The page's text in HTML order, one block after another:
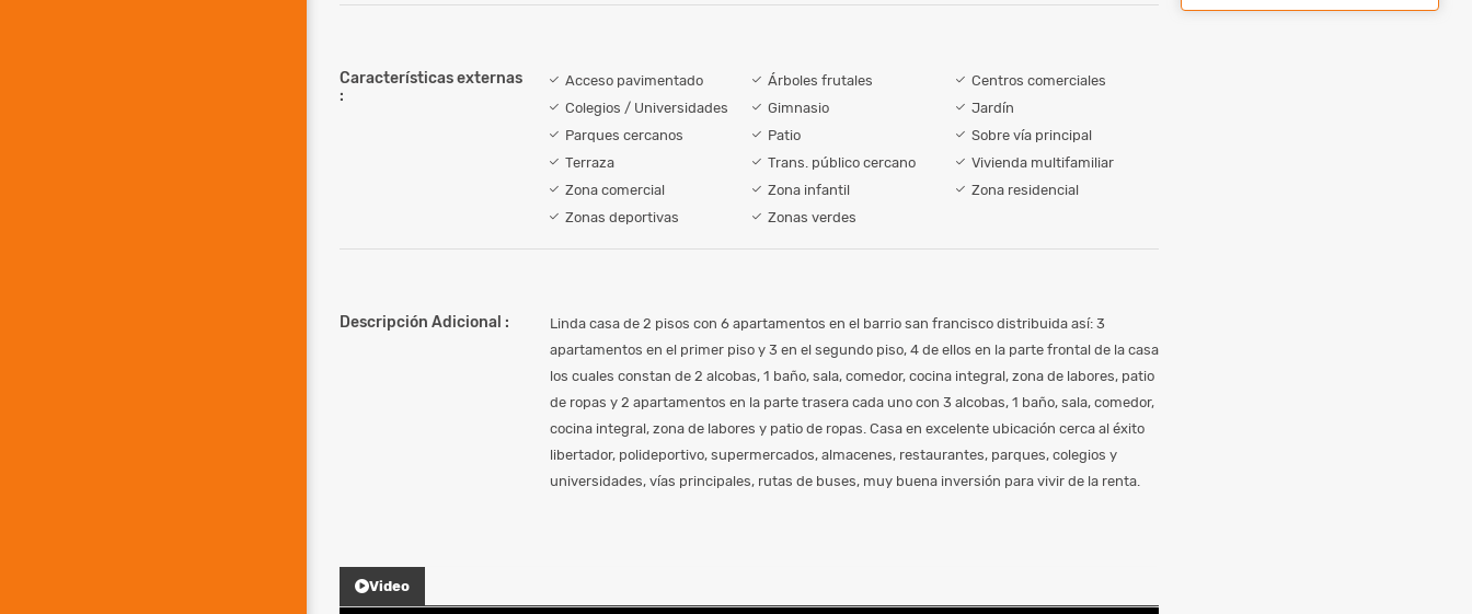
Características externas
:
Acceso pavimentado Árboles frutales
Centros comerciales
Colegios / Universidades
Gimnasio
Jardín
Parques cercanos
Patio
Sobre vía principal
Terraza
Trans. público cercano
Vivienda multifamiliar
Zona comercial
Zona infantil
Zona residencial
Zonas deportivas
Zonas verdes
Descripción Adicional :
Linda casa de 2 pisos con 6 apartamentos en el barrio san francisco distribuida así: 3
apartamentos en el primer piso y 3 en el segundo piso, 4 de ellos en la parte frontal de la casa
los cuales constan de 2 alcobas, 1 baño, sala, comedor, cocina integral, zona de labores, patio
de ropas y 2 apartamentos en la parte trasera cada uno con 3 alcobas, 1 baño, sala, comedor,
cocina integral, zona de labores y patio de ropas. Casa en excelente ubicación cerca al éxito
libertador, polideportivo, supermercados, almacenes, restaurantes, parques, colegios y
universidades, vías principales, rutas de buses, muy buena inversión para vivir de la renta.
Video